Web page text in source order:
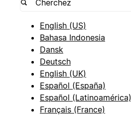
English (US)
Bahasa Indonesia
Dansk
Deutsch
English (UK)
Español (España)
Español (Latinoamérica)
Français (France)